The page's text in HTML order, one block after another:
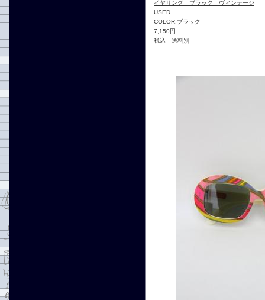
イヤリング ブラック ヴィンテージ
USED
COLOR:ブラック
7,150円
税込 送料別